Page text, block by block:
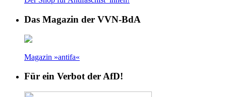
Das Magazin der VVN-BdA
Magazin »antifa«
Für ein Verbot der AfD!